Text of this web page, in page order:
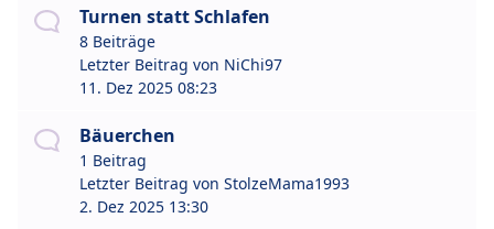
Turnen statt Schlafen
8 Beiträge
Letzter Beitrag von NiChi97
11. Dez 2025 08:23
Bäuerchen
1 Beitrag
Letzter Beitrag von StolzeMama1993
2. Dez 2025 13:30